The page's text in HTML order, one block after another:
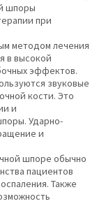
шпоры
при
методом лечения
в высокой
эффектов.
звуковые
кости. Это
и
Ударно-
и
шпоре обычно
пациентов
Также